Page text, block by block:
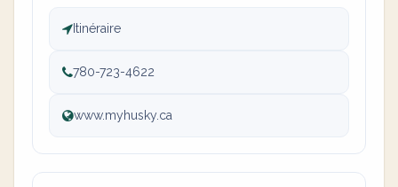
Itinéraire
780-723-4622
www.myhusky.ca